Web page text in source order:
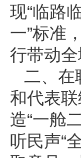
现“临路
一”标准
行带动全
二、在
和代表
造“一舱
听民声“